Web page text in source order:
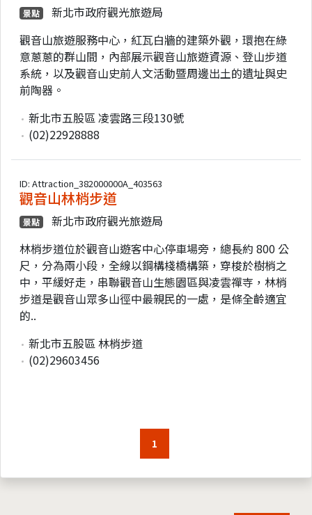
景點
新北市政府觀光旅遊局
觀音山旅遊服務中心，紅瓦白牆的建築外觀，環抱在綠
意蔥蔥的群山間，內部展示觀音山旅遊資源、登山步道
系統，以及觀音山史前人文活動暨周邊出土的遺址與史
前陶器。
新北市五股區 凌雲路三段130號
(02)22928888
ID: Attraction_382000000A_403563
觀音山林梢步道
景點
新北市政府觀光旅遊局
林梢步道位於觀音山遊客中心停車場旁，總長約 800 公
尺，分為兩小段，全線以鋼構棧橋構築，穿梭於樹梢之
中，平緩好走，串聯觀音山生態園區與凌雲禪寺，林梢
步道是觀音山眾多山徑中最親民的一處，是條全齡適宜
的..
新北市五股區 林梢步道
(02)29603456
1